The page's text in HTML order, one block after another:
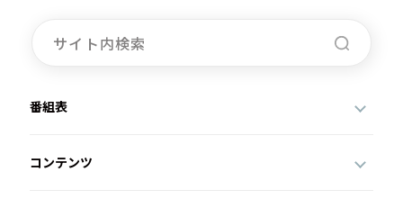
番組表
コンテンツ